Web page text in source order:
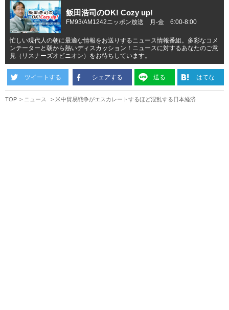
飯田浩司のOK! Cozy up!
FM93/AM1242ニッポン放送 月-金 6:00-8:00
忙しい現代人の朝に最適な情報をお送りするニュース情報番組。多彩なコメ
ンテーターと朝から熱いディスカッション！ニュースに対するあなたのご意
見（リスナーズオピニオン）をお待ちしています。
ツイートする シェアする 送る はてな
TOP ニュース 米中貿易戦争がエスカレートするほど混乱する日本経済